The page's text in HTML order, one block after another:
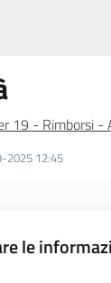
19 - Rimborsi -
2025 12:45
le